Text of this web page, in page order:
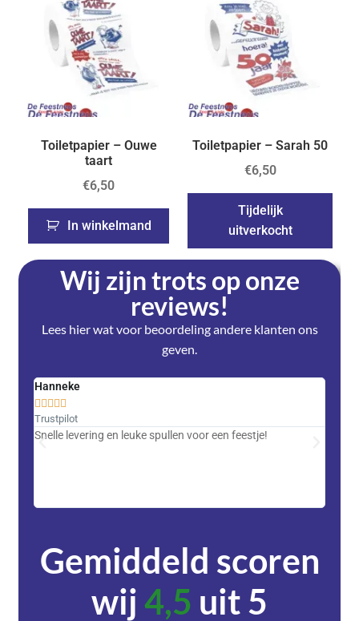
Toiletpapier – Ouwe
taart
€6,50
In winkelmand
Toiletpapier – Sarah 50
€6,50
Tijdelijk
uitverkocht
Wij zijn trots op onze
reviews!
Lees hier wat voor beoordeling andere klanten ons
geven.
Hanneke

Trustpilot
Snelle levering en leuke spullen voor een feestje!
Gemiddeld scoren
wij4,5 uit 5